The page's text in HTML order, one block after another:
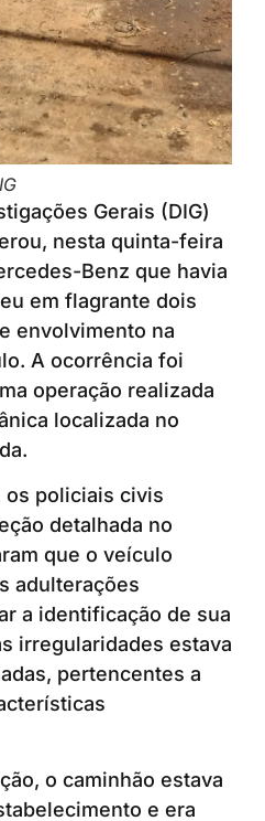
Gerais (DIG)
nesta quinta-feira
Benz que havia
em flagrante dois
envolvimento na
A ocorrência foi
operação realizada
localizada no
os policiais civis
detalhada no
que o veículo
adulterações
a identificação de sua
irregularidades estava
pertencentes a
o caminhão estava
e era